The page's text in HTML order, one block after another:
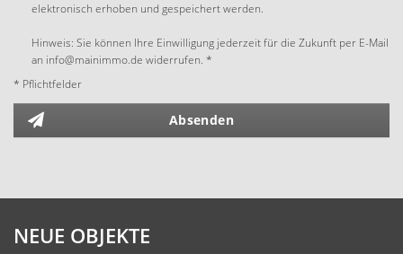
elektronisch erhoben und gespeichert werden.
Hinweis: Sie können Ihre Einwilligung jederzeit für die Zukunft per E-Mail
an info@mainimmo.de widerrufen. *
* Pflichtfelder
Absenden
NEUE OBJEKTE